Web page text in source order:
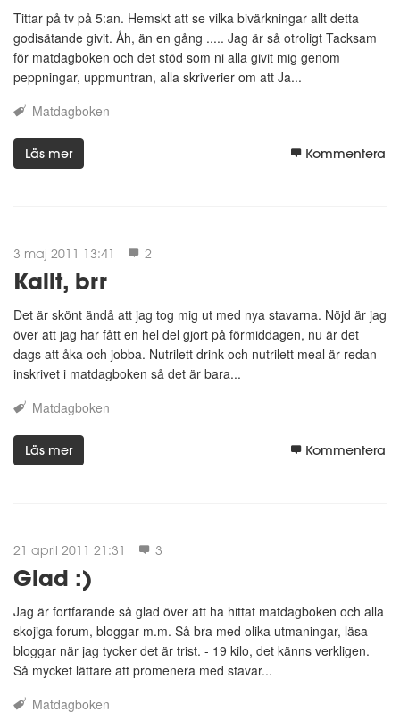
Tittar på tv på 5:an. Hemskt att se vilka bivärkningar allt detta
godisätande givit. Åh, än en gång ..... Jag är så otroligt Tacksam
för matdagboken och det stöd som ni alla givit mig genom
peppningar, uppmuntran, alla skriverier om att Ja...
Matdagboken
Läs mer Kommentera
3 maj 2011 13:41 2
Kallt, brr
Det är skönt ändå att jag tog mig ut med nya stavarna. Nöjd är jag
över att jag har fått en hel del gjort på förmiddagen, nu är det
dags att åka och jobba. Nutrilett drink och nutrilett meal är redan
inskrivet i matdagboken så det är bara...
Matdagboken
Läs mer Kommentera
21 april 2011 21:31 3
Glad :)
Jag är fortfarande så glad över att ha hittat matdagboken och alla
skojiga forum, bloggar m.m. Så bra med olika utmaningar, läsa
bloggar när jag tycker det är trist. - 19 kilo, det känns verkligen.
Så mycket lättare att promenera med stavar...
Matdagboken